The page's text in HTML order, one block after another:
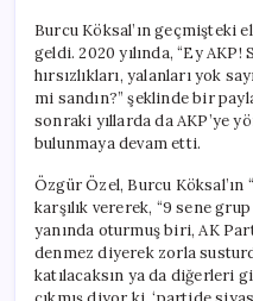
Burcu Köksal’ın geçmişteki
geldi. 2020 yılında, “Ey
hırsızlıkları, yalanları yok
mi sandın?” şeklinde bir
sonraki yıllarda da AKP’ye
bulunmaya devam etti.
Özgür Özel, Burcu Köksal’ın
karşılık vererek, “9 sene
yanında oturmuş biri, AK
denmez diyerek zorla
katılacaksın ya da diğerleri